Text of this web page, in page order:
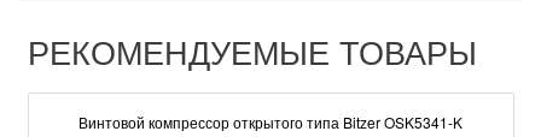
РЕКОМЕНДУЕМЫЕ ТОВАРЫ
Винтовой компрессор открытого типа Bitzer OSK5341-K